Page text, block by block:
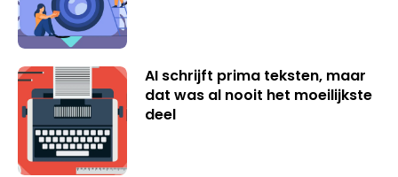
AI schrijft prima teksten, maar
dat was al nooit het moeilijkste
deel